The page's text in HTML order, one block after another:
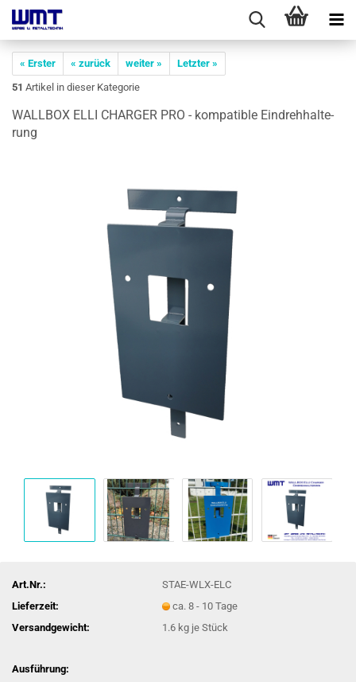
« Erster « zurück weiter »
Letzter »
51 Artikel in dieser Kategorie
WALL­BOX ELLI CHAR­GER PRO - kom­pa­ti­ble Ein­dreh­hal­te­
rung
Art.Nr.:
STAE-WLX-ELC
Lieferzeit:
ca. 8 - 10 Tage
Versandgewicht:
1.6 kg je Stück
Ausführung: